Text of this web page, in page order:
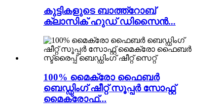
കുട്ടികളുടെ ബാത്ത്‌റോബ്
ക്ലാസിക് ഹുഡ് ഡിസൈൻ...
100% മൈക്രോ ഫൈബർ
ബെഡ്ഡിംഗ് ഷീറ്റ് സൂപ്പർ സോഫ്റ്റ്
മൈക്രോഫ്...